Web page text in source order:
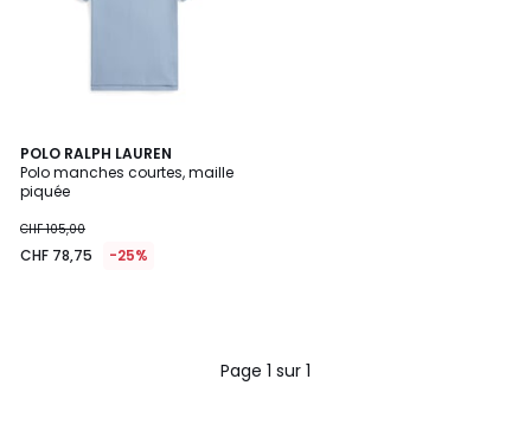
POLO RALPH LAUREN
Polo manches courtes, maille
piquée
CHF 105,00
CHF 78,75 -25%
Page 1 sur 1